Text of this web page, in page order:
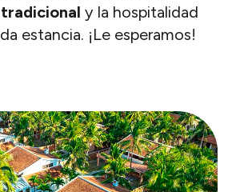
y la hospitalidad
estancia. ¡Le esperamos!